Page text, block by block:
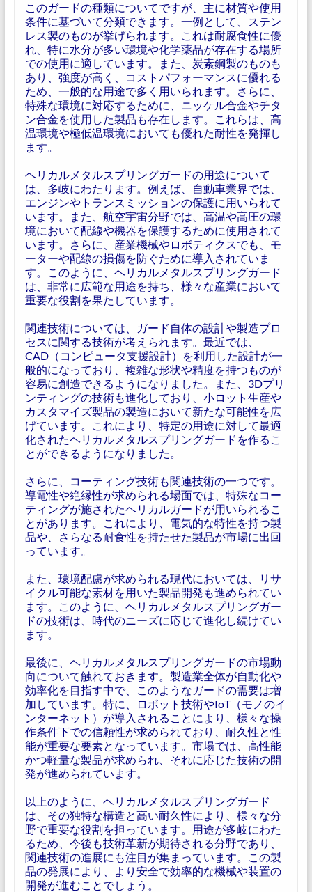
このガードの種類についてですが、主に材質や使用
条件に基づいて分類できます。一例として、ステン
レス製のものが挙げられます。これは耐腐食性に優
れ、特に水分が多い環境や化学薬品が存在する場所
での使用に適しています。また、炭素鋼製のものも
あり、強度が高く、コストパフォーマンスに優れる
ため、一般的な用途で多く用いられます。さらに、
特殊な環境に対応するために、ニッケル合金やチタ
ン合金を使用した製品も存在します。これらは、高
温環境や極低温環境においても優れた耐性を発揮し
ます。
ヘリカルメタルスプリングガードの用途について
は、多岐にわたります。例えば、自動車業界では、
エンジンやトランスミッションの保護に用いられて
います。また、航空宇宙分野では、高温や高圧の環
境において配線や機器を保護するために使用されて
います。さらに、産業機械やロボティクスでも、モ
ーターや配線の損傷を防ぐために導入されていま
す。このように、ヘリカルメタルスプリングガード
は、非常に広範な用途を持ち、様々な産業において
重要な役割を果たしています。
関連技術については、ガード自体の設計や製造プロ
セスに関する技術が考えられます。最近では、
CAD（コンピュータ支援設計）を利用した設計が一
般的になっており、複雑な形状や精度を持つものが
容易に創造できるようになりました。また、3Dプリ
ンティングの技術も進化しており、小ロット生産や
カスタマイズ製品の製造において新たな可能性を広
げています。これにより、特定の用途に対して最適
化されたヘリカルメタルスプリングガードを作るこ
とができるようになりました。
さらに、コーティング技術も関連技術の一つです。
導電性や絶縁性が求められる場面では、特殊なコー
ティングが施されたヘリカルガードが用いられるこ
とがあります。これにより、電気的な特性を持つ製
品や、さらなる耐食性を持たせた製品が市場に出回
っています。
また、環境配慮が求められる現代においては、リサ
イクル可能な素材を用いた製品開発も進められてい
ます。このように、ヘリカルメタルスプリングガー
ドの技術は、時代のニーズに応じて進化し続けてい
ます。
最後に、ヘリカルメタルスプリングガードの市場動
向について触れておきます。製造業全体が自動化や
効率化を目指す中で、このようなガードの需要は増
加しています。特に、ロボット技術やIoT（モノのイ
ンターネット）が導入されることにより、様々な操
作条件下での信頼性が求められており、耐久性と性
能が重要な要素となっています。市場では、高性能
かつ軽量な製品が求められ、それに応じた技術の開
発が進められています。
以上のように、ヘリカルメタルスプリングガード
は、その独特な構造と高い耐久性により、様々な分
野で重要な役割を担っています。用途が多岐にわた
るため、今後も技術革新が期待される分野であり、
関連技術の進展にも注目が集まっています。この製
品の発展により、より安全で効率的な機械や装置の
開発が進むことでしょう。